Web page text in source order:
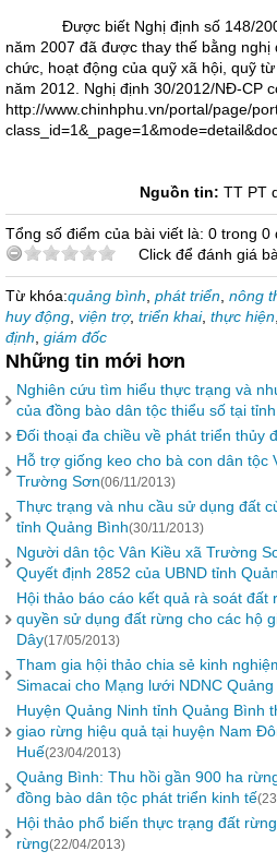
Được biết Nghị định số 148/
năm 2007 đã được thay thế bằng
chức, hoạt động của quỹ xã hội, quỹ
năm 2012. Nghị định 30/2012/NĐ-CP
http://www.chinhphu.vn/portal/page/
Nguồn tin: TT PT
Tổng số điểm của bài viết là: 0 trong 0
Click để đánh giá
Từ khóa:quảng bình phát triển nông
huy động viện trợ, triển khai, thực hiện
định giám đốc
Những tin mới hơn
Nghiên cứu tìm hiểu thực trạng và
của đồng bào dân tộc thiểu số tại
Đối thoại đa chiều về phát triển thủy
Hỗ trợ giống keo cho bà con dân tộc
Trường Sơn(06/11/2013)
Thực trạng và nhu cầu sử dụng đất
tỉnh Quảng Bình(30/11/2013)
Người dân tộc Vân Kiều xã Trường
Quyết định 2852 của UBND tỉnh
Hội thảo báo cáo kết quả rà soát đất
quyền sử dụng đất rừng cho các hộ
Dây(17/05/2013)
Tham gia hội thảo chia sẻ kinh
Simacai cho Mạng lưới NDNC Quảng
Huyện Quảng Ninh tỉnh Quảng Bình
giao rừng hiệu quả tại huyện Nam
Huế(23/04/2013)
Quảng Bình: Thu hồi gần 900 ha
đồng bào dân tộc phát triển kinh tế
Hội thảo phổ biến thực trạng đất
rừng(22/04/2013)